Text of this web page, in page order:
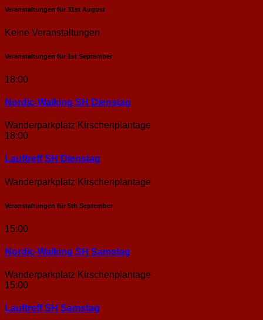
Veranstaltungen für 31st August
Keine Veranstaltungen
Veranstaltungen für 1st September
18:00
Nordic-Walking SH Dienstag
Wanderparkplatz Kirschenplantage
18:00
Lauftreff SH Dienstag
Wanderparkplatz Kirschenplantage
Veranstaltungen für 5th September
15:00
Nordic-Walking SH Samstag
Wanderparkplatz Kirschenplantage
15:00
Lauftreff SH Samstag